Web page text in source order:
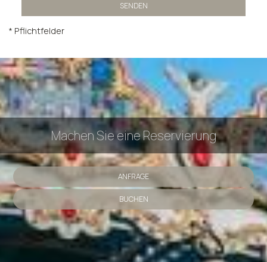
SENDEN
* Pflichtfelder
Machen Sie eine Reservierung
ANFRAGE
BUCHEN